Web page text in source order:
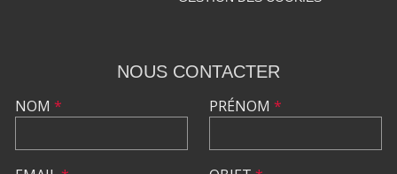
NOUS CONTACTER
NOM * PRÉNOM *